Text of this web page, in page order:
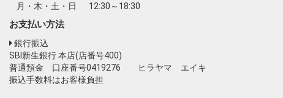
月・木・土・日
12:30～18:30
お支払い方法
銀行振込
SBI新生銀行 本店(店番号400)
普通預金 口座番号0419276 ヒラヤマ エイキ
振込手数料はお客様負担